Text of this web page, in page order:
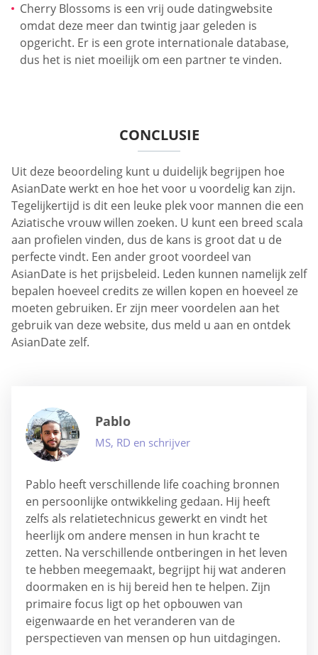
Cherry Blossoms is een vrij oude datingwebsite
omdat deze meer dan twintig jaar geleden is
opgericht. Er is een grote internationale database,
dus het is niet moeilijk om een partner te vinden.
CONCLUSIE
Uit deze beoordeling kunt u duidelijk begrijpen hoe
AsianDate werkt en hoe het voor u voordelig kan zijn.
Tegelijkertijd is dit een leuke plek voor mannen die een
Aziatische vrouw willen zoeken. U kunt een breed scala
aan profielen vinden, dus de kans is groot dat u de
perfecte vindt. Een ander groot voordeel van
AsianDate is het prijsbeleid. Leden kunnen namelijk zelf
bepalen hoeveel credits ze willen kopen en hoeveel ze
moeten gebruiken. Er zijn meer voordelen aan het
gebruik van deze website, dus meld u aan en ontdek
AsianDate zelf.
Pablo
MS, RD en schrijver
Pablo heeft verschillende life coaching bronnen
en persoonlijke ontwikkeling gedaan. Hij heeft
zelfs als relatietechnicus gewerkt en vindt het
heerlijk om andere mensen in hun kracht te
zetten. Na verschillende ontberingen in het leven
te hebben meegemaakt, begrijpt hij wat anderen
doormaken en is hij bereid hen te helpen. Zijn
primaire focus ligt op het opbouwen van
eigenwaarde en het veranderen van de
perspectieven van mensen op hun uitdagingen.